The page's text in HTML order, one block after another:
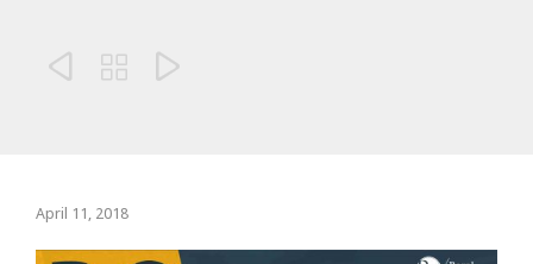
  
April 11, 2018